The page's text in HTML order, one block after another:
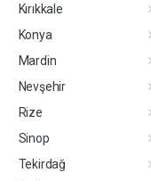
Kırıkkale
Konya
Mardin
Nevşehir
Rize
Sinop
Tekirdağ